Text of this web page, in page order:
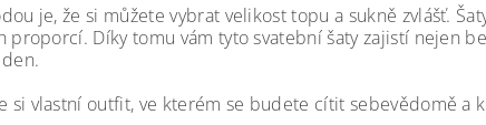
je, že si můžete vybrat velikost topu a sukně zvlášť.
proporcí. Díky tomu vám tyto svatební šaty zajistí nejen
si vlastní outfit, ve kterém se budete cítit sebevědomě a